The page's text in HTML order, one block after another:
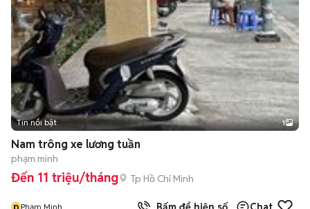
Tin nổi bật 1
Nam trông xe lương tuần
phạm minh
Đến 11 triệu/tháng Tp Hồ Chí Minh
Phạm Minh